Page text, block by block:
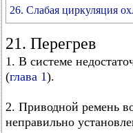
26. Слабая циркуляция
21. Перегрев
1. В системе
(глава 1).
2. Приводной ремень
неправильно